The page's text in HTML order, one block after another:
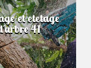
et etetage
41